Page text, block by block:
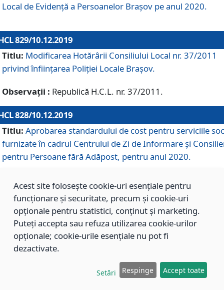
Local de Evidenţă a Persoanelor Braşov pe anul 2020.
829/10.12.2019
Titlu: Modificarea Hotărârii Consiliului Local nr. 37/2011
privind înființarea Poliției Locale Brașov.
Observații : Republică H.C.L. nr. 37/2011.
828/10.12.2019
Titlu: Aprobarea standardului de cost pentru serviciile
furnizate în cadrul Centrului de Zi de Informare și
pentru Persoane fără Adăpost, pentru anul 2020.
827/10.12.2019
Aprobarea standardului de cost pentru serviciile
furnizate în cadrul Centrului Rezidențial pentru Persoane
Adăpost, pentru anul 2020.
Aprobarea standardului de cost pentru serviciile
Acest site folosește cookie-uri esențiale pentru
funcționare și securitate, precum și cookie-uri
opționale pentru statistici, conținut și marketing.
Puteți accepta sau refuza utilizarea cookie-urilor
opționale; cookie-urile esențiale nu pot fi
dezactivate.
Setări Respinge Accept toate